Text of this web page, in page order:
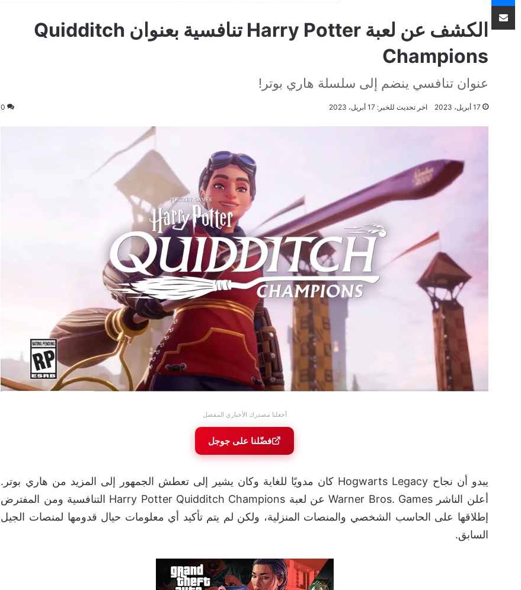
الكشف عن لعبة Harry Potter تنافسية بعنوان Quidditch
Champions
عنوان تنافسي ينضم إلى سلسلة هاري بوتر!
17 أبريل، 2023 اخر تحديث للخبر: 17 أبريل، 2023 0
أجعلنا مصدرك الأخباري المفضل
فضّلنا على جوجل
يبدو أن نجاح Hogwarts Legacy كان مدويًا للغاية وكان يشير إلى تعطش الجمهور إلى المزيد من هاري بوتر.
أعلن الناشر Warner Bros. Games عن لعبة Harry Potter Quidditch Champions التنافسية ومن المفترض
إطلاقها على الحاسب الشخصي والمنصات المنزلية، ولكن لم يتم تأكيد أي معلومات حيال قدومها لمنصات الجيل
السابق.
مشاركة عبر البريد